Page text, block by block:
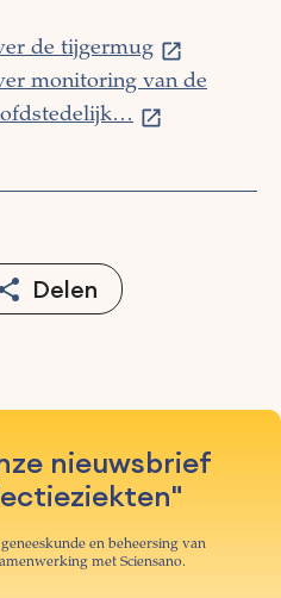
de tijgermug
monitoring van de
Delen
nieuwsbrief
en beheersing van
met Sciensano.